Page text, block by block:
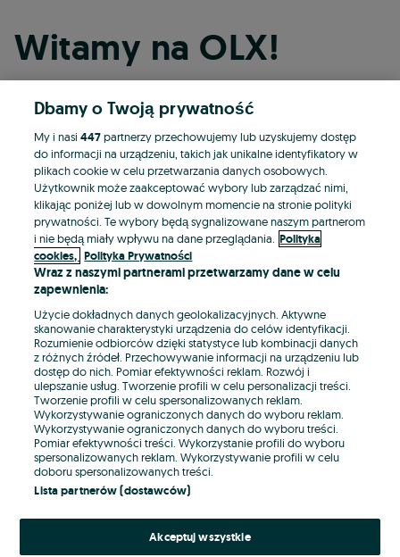
Witamy na OLX!
Kontynuuj przez Facebooka
Kontynuuj przez konto Apple
Kontynuuj przez konto Google
LUB
E-mail
Hasło
Nie pamiętasz hasła?
Dbamy o Twoją prywatność
My i nasi447partnerzy przechowujemy lub uzyskujemy dostęp
do informacji na urządzeniu, takich jak unikalne identyfikatory w
plikach cookie w celu przetwarzania danych osobowych.
Użytkownik może zaakceptować wybory lub zarządzać nimi,
klikając poniżej lub w dowolnym momencie na stronie polityki
prywatności. Te wybory będą sygnalizowane naszym partnerom
i nie będą miały wpływu na dane przeglądania. Polityka
cookies, Polityka Prywatności
Wraz z naszymi partnerami przetwarzamy dane w celu
zapewnienia:
Użycie dokładnych danych geolokalizacyjnych. Aktywne
skanowanie charakterystyki urządzenia do celów identyfikacji.
Rozumienie odbiorców dzięki statystyce lub kombinacji danych
z różnych źródeł. Przechowywanie informacji na urządzeniu lub
dostęp do nich. Pomiar efektywności reklam. Rozwój i
ulepszanie usług. Tworzenie profili w celu personalizacji treści.
Tworzenie profili w celu spersonalizowanych reklam.
Wykorzystywanie ograniczonych danych do wyboru reklam.
Wykorzystywanie ograniczonych danych do wyboru treści.
Pomiar efektywności treści. Wykorzystanie profili do wyboru
spersonalizowanych reklam. Wykorzystywanie profili w celu
doboru spersonalizowanych treści.
Lista partnerów (dostawców)
Akceptuj wszystkie